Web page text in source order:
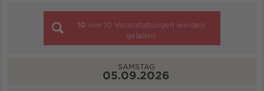
10 von 10 Veranstaltungen werden
geladen
SAMSTAG
05.09.2026